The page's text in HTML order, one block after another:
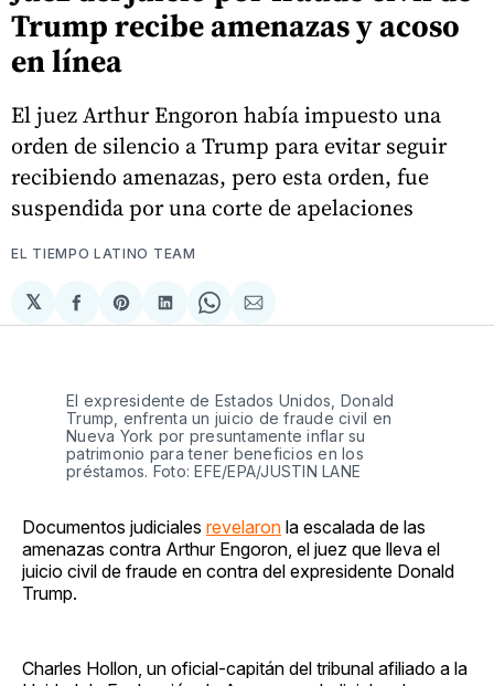
Trump recibe amenazas y acoso
en línea
El juez Arthur Engoron había impuesto una
orden de silencio a Trump para evitar seguir
recibiendo amenazas, pero esta orden, fue
suspendida por una corte de apelaciones
EL TIEMPO LATINO TEAM
𝕏
Compartir
en
Share
on
Compartir
en
Share
on
Compartir
via
El expresidente de Estados Unidos, Donald
Trump, enfrenta un juicio de fraude civil en
Nueva York por presuntamente inflar su
patrimonio para tener beneficios en los
préstamos. Foto: EFE/EPA/JUSTIN LANE
Documentos judiciales revelaron la escalada de las
amenazas contra Arthur Engoron, el juez que lleva el
juicio civil de fraude en contra del expresidente Donald
Trump.
Charles Hollon, un oficial-capitán del tribunal afiliado a la